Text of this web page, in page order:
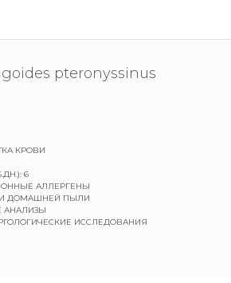
pteronyssinus
КРОВИ
6
АЛЛЕРГЕНЫ
ДОМАШНЕЙ ПЫЛИ
АНАЛИЗЫ
ИССЛЕДОВАНИЯ